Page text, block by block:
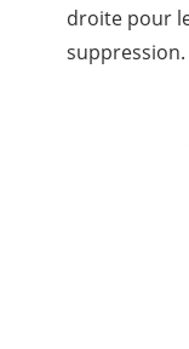
droite pour
suppression.